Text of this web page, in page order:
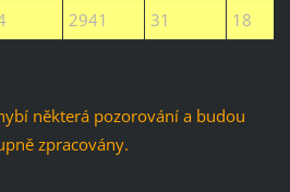
2941 31 18
některá pozorování a budou
zpracovány.